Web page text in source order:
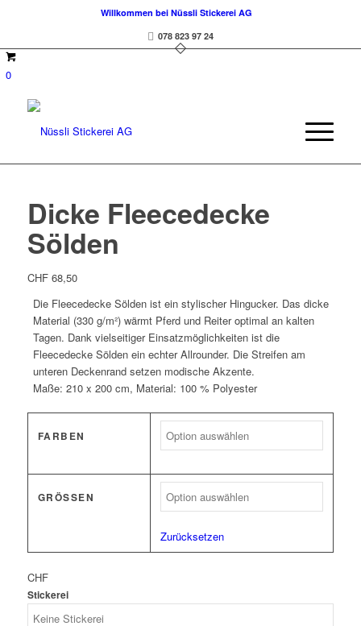
Willkommen bei Nüssli Stickerei AG
078 823 97 24
0
Dicke Fleecedecke
Sölden
CHF68,50
Die Fleecedecke Sölden ist ein stylischer Hingucker. Das dicke
Material (330 g/m²) wärmt Pferd und Reiter optimal an kalten
Tagen. Dank vielseitiger Einsatzmöglichkeiten ist die
Fleecedecke Sölden ein echter Allrounder. Die Streifen am
unteren Deckenrand setzen modische Akzente.
Maße: 210 x 200 cm, Material: 100 % Polyester
FARBEN
GRÖSSEN
Zurücksetzen
CHF
Stickerei